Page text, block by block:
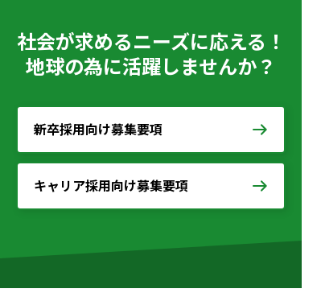
社会が求めるニーズに応える！
地球の為に活躍しませんか？
新卒採用向け募集要項
キャリア採用向け募集要項